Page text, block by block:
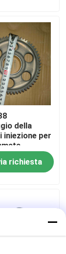
della
iniezione per
CLG835 /
/ 855N / 856
richiesta